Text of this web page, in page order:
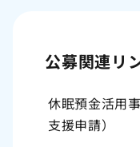
公募関連リ
休眠預金活用
支援申請）